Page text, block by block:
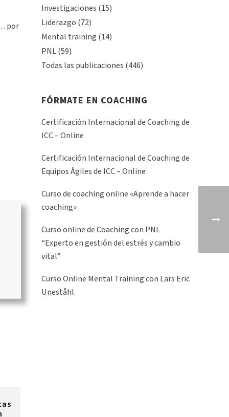
por
Investigaciones (15)
Liderazgo (72)
Mental training (14)
PNL(59)
Todas las publicaciones (446)
FÓRMATE EN COACHING
Certificación Internacional de Coaching de
ICC – Online
Certificación Internacional de Coaching de
Equipos Ágiles de ICC – Online
Curso de coaching online «Aprende a hacer
coaching»
Curso online de Coaching con PNL
“Experto en gestión del estrés y cambio
vital”
Curso Online Mental Training con Lars Eric
Uneståhl